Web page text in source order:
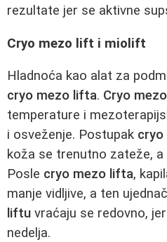
rezultate jer se aktivne
Cryo mezo lift i miolift
Hladnoća kao alat za
cryo mezo lifta. Cryo
temperature i
i osveženje. Postupak
koža se trenutno zateže,
Posle cryo mezo lifta,
manje vidljive, a ten
liftu vraćaju se redovno,
nedelja.